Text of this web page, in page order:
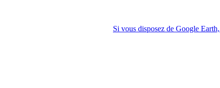
Si vous disposez de Google